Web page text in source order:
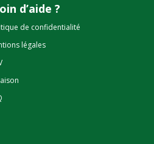
d’aide ?
de confidentialité
légales